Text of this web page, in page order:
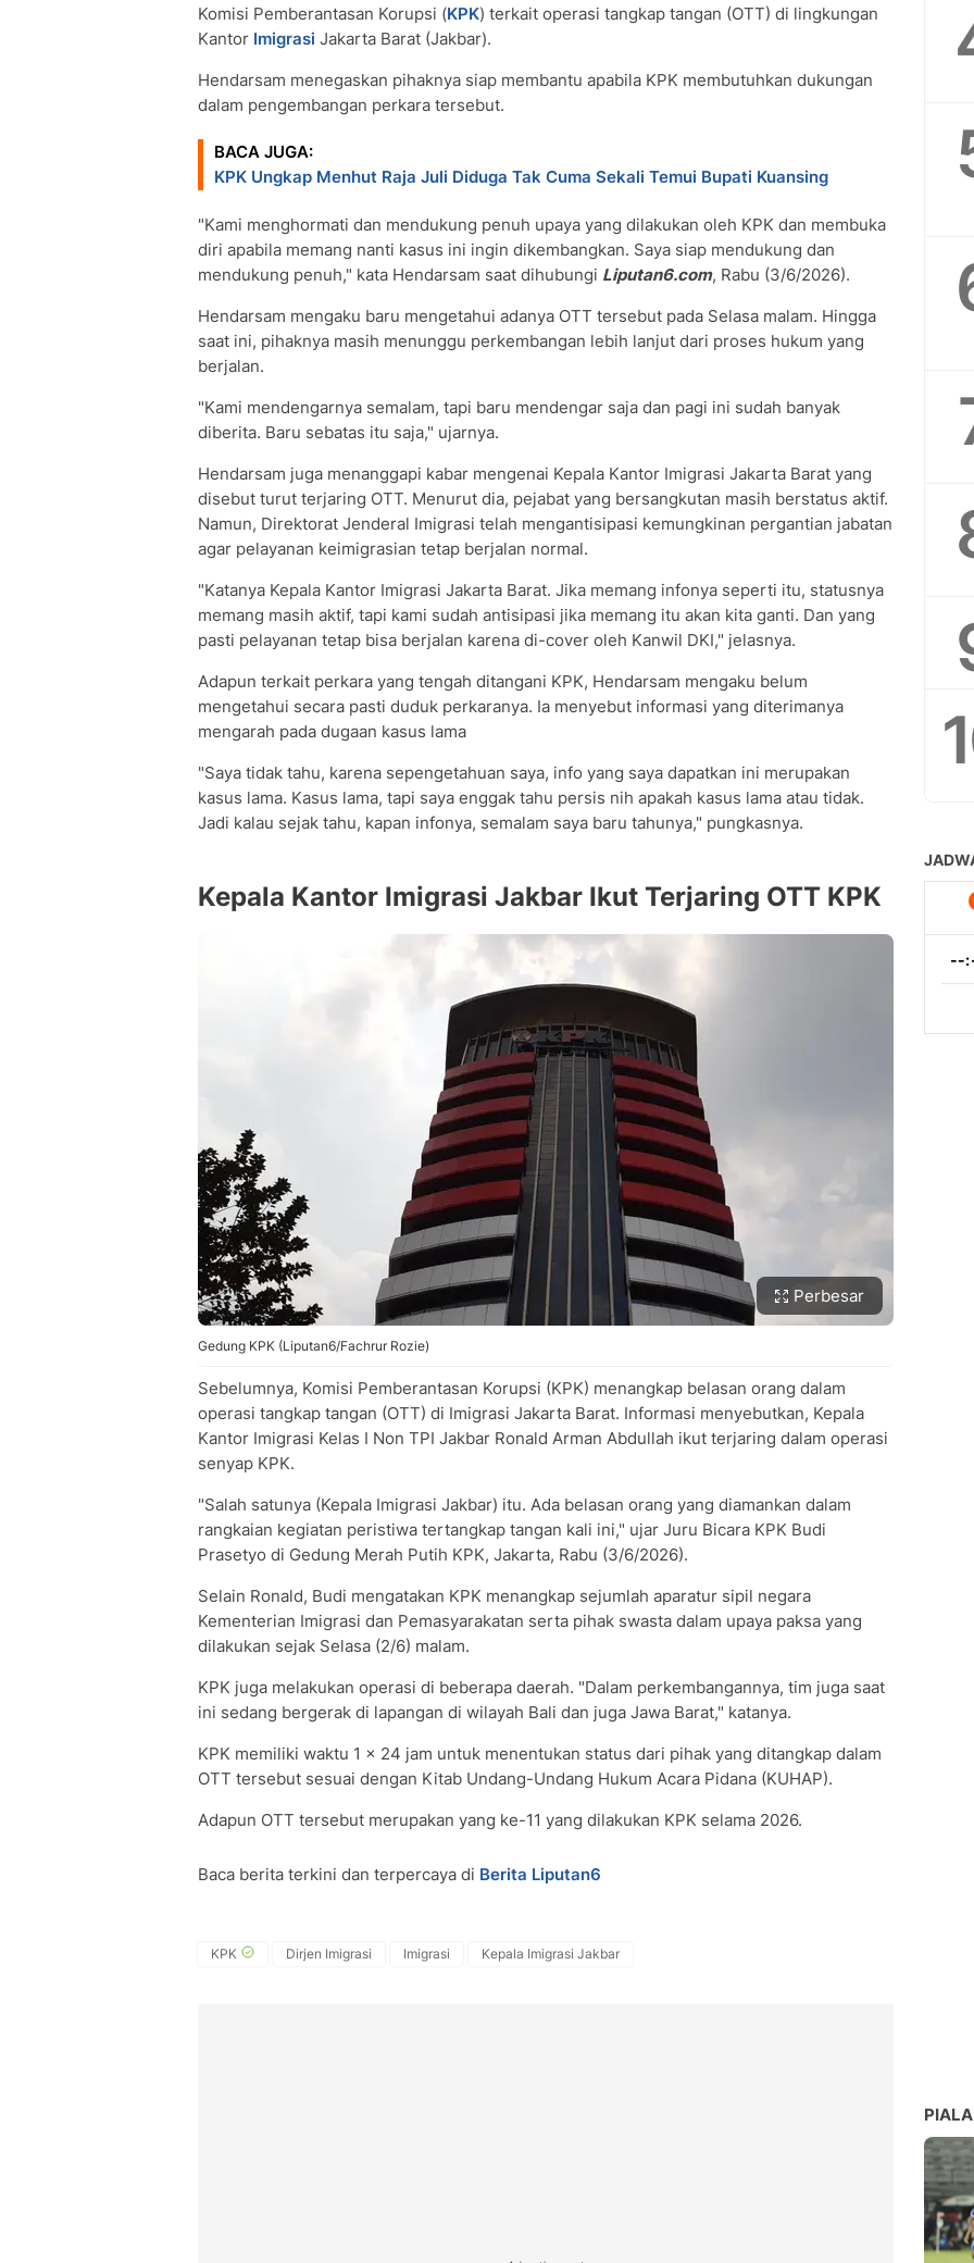
Komisi Pemberantasan Korupsi (KPK) terkait operasi tangkap tangan (OTT) di lingkungan
Kantor Imigrasi Jakarta Barat (Jakbar).
Hendarsam menegaskan pihaknya siap membantu apabila KPK membutuhkan dukungan
dalam pengembangan perkara tersebut.
BACA JUGA:
KPK Ungkap Menhut Raja Juli Diduga Tak Cuma Sekali Temui Bupati Kuansing
"Kami menghormati dan mendukung penuh upaya yang dilakukan oleh KPK dan membuka
diri apabila memang nanti kasus ini ingin dikembangkan. Saya siap mendukung dan
mendukung penuh," kata Hendarsam saat dihubungi Liputan6.com, Rabu (3/6/2026).
Hendarsam mengaku baru mengetahui adanya OTT tersebut pada Selasa malam. Hingga
saat ini, pihaknya masih menunggu perkembangan lebih lanjut dari proses hukum yang
berjalan.
"Kami mendengarnya semalam, tapi baru mendengar saja dan pagi ini sudah banyak
diberita. Baru sebatas itu saja," ujarnya.
Hendarsam juga menanggapi kabar mengenai Kepala Kantor Imigrasi Jakarta Barat yang
disebut turut terjaring OTT. Menurut dia, pejabat yang bersangkutan masih berstatus aktif.
Namun, Direktorat Jenderal Imigrasi telah mengantisipasi kemungkinan pergantian jabatan
agar pelayanan keimigrasian tetap berjalan normal.
"Katanya Kepala Kantor Imigrasi Jakarta Barat. Jika memang infonya seperti itu, statusnya
memang masih aktif, tapi kami sudah antisipasi jika memang itu akan kita ganti. Dan yang
pasti pelayanan tetap bisa berjalan karena di-cover oleh Kanwil DKI," jelasnya.
Adapun terkait perkara yang tengah ditangani KPK, Hendarsam mengaku belum
mengetahui secara pasti duduk perkaranya. Ia menyebut informasi yang diterimanya
mengarah pada dugaan kasus lama
"Saya tidak tahu, karena sepengetahuan saya, info yang saya dapatkan ini merupakan
kasus lama. Kasus lama, tapi saya enggak tahu persis nih apakah kasus lama atau tidak.
Jadi kalau sejak tahu, kapan infonya, semalam saya baru tahunya," pungkasnya.
Kepala Kantor Imigrasi Jakbar Ikut Terjaring OTT KPK
Perbesar
Gedung KPK (Liputan6/Fachrur Rozie)
Sebelumnya, Komisi Pemberantasan Korupsi (KPK) menangkap belasan orang dalam
operasi tangkap tangan (OTT) di Imigrasi Jakarta Barat. Informasi menyebutkan, Kepala
Kantor Imigrasi Kelas I Non TPI Jakbar Ronald Arman Abdullah ikut terjaring dalam operasi
senyap KPK.
"Salah satunya (Kepala Imigrasi Jakbar) itu. Ada belasan orang yang diamankan dalam
rangkaian kegiatan peristiwa tertangkap tangan kali ini," ujar Juru Bicara KPK Budi
Prasetyo di Gedung Merah Putih KPK, Jakarta, Rabu (3/6/2026).
Selain Ronald, Budi mengatakan KPK menangkap sejumlah aparatur sipil negara
Kementerian Imigrasi dan Pemasyarakatan serta pihak swasta dalam upaya paksa yang
dilakukan sejak Selasa (2/6) malam.
KPK juga melakukan operasi di beberapa daerah. "Dalam perkembangannya, tim juga saat
ini sedang bergerak di lapangan di wilayah Bali dan juga Jawa Barat," katanya.
KPK memiliki waktu 1 x 24 jam untuk menentukan status dari pihak yang ditangkap dalam
OTT tersebut sesuai dengan Kitab Undang-Undang Hukum Acara Pidana (KUHAP).
Adapun OTT tersebut merupakan yang ke-11 yang dilakukan KPK selama 2026.
Baca berita terkini dan terpercaya di Berita Liputan6
KPK Dirjen Imigrasi Imigrasi Kepala Imigrasi Jakbar